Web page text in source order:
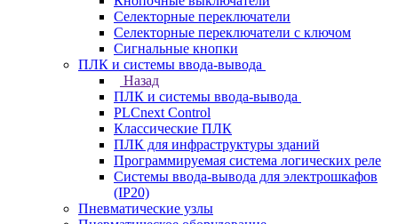
Селекторные переключатели
Селекторные переключатели с ключом
Сигнальные кнопки
ПЛК и системы ввода-вывода
Назад
ПЛК и системы ввода-вывода
PLCnext Control
Классические ПЛК
ПЛК для инфраструктуры зданий
Программируемая система логических реле
Системы ввода-вывода для электрошкафов
(IP20)
Пневматические узлы